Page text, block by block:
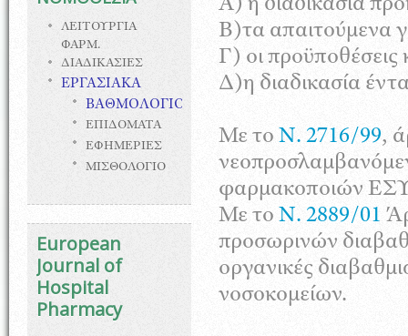
ΛΕΙΤΟΥΡΓΙΑ
ΦΑΡΜ.
ΔΙΑΔΙΚΑΣΙΕΣ
ΕΡΓΑΣΙΑΚΑ
ΒΑΘΜΟΛΟΓΙΟ
ΕΠΙΔΟΜΑΤΑ
ΕΦΗΜΕΡΙΕΣ
ΜΙΣΘΟΛΟΓΙΟ
European
Journal of
Hospital
Pharmacy
Α) η διαδικασία
Β)τα απαιτούμενα
Γ) οι προϋποθέσεις
Δ)η διαδικασία
Με το Ν. 2716/99,
φαρμακοποιών
Με το Ν. 2889/01
προσωρινών
οργανικές
νοσοκομείων.